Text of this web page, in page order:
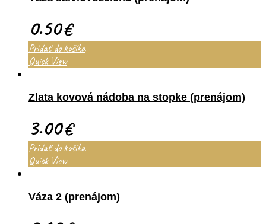
0.50€
Pridať do košíka
Quick View
Zlata kovová nádoba na stopke (prenájom)
3.00€
Pridať do košíka
Quick View
Váza 2 (prenájom)